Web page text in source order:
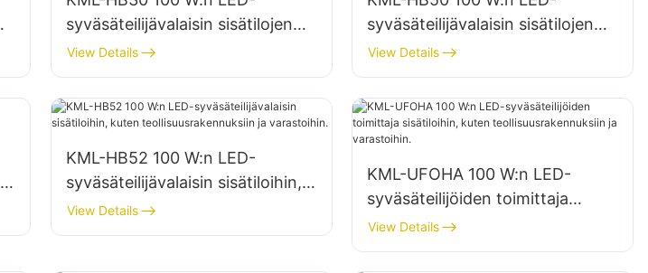
syväsäteilijävalaisin sisätilojen
valaistukseen tehtaissa,
varastoissa jne.
View Details
syväsäteilijävalaisin sisätilojen
valaistukseen tehtaissa,
varastoissa jne.
View Details
KML-HB52 100 W:n LED-
syväsäteilijävalaisin sisätiloihin,
kuten teollisuusrakennuksiin ja
varastoihin.
View Details
KML-UFOHA 100 W:n LED-
syväsäteilijöiden toimittaja
sisätiloihin, kuten
teollisuusrakennuksiin ja
View Details